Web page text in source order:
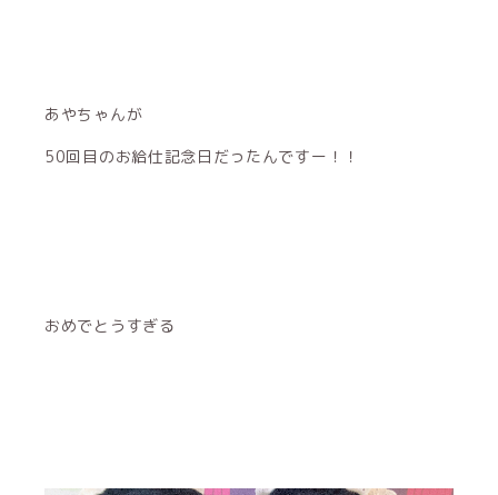
あやちゃんが
50回目のお給仕記念日だったんですー！！
おめでとうすぎる